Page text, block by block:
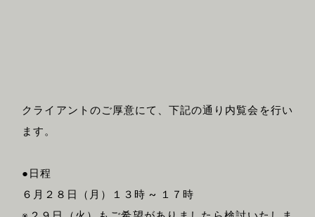
クライアントのご厚意にて、下記の通り内覧会を行い
ます。
●日程
６月２８日（月）１３時 ~ １７時